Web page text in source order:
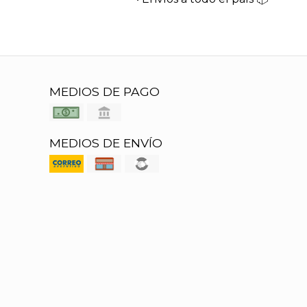
MEDIOS DE PAGO
MEDIOS DE ENVÍO